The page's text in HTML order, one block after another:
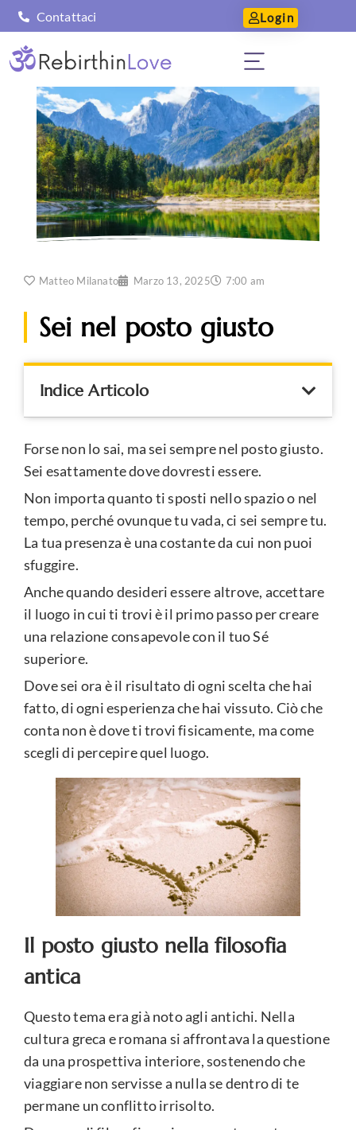
Contattaci Login
Matteo Milanato Marzo 13, 2025 7:00 am
Sei nel posto giusto
Indice Articolo
Forse non lo sai, ma sei sempre nel posto giusto.
Sei esattamente dove dovresti essere.
Non importa quanto ti sposti nello spazio o nel
tempo, perché ovunque tu vada, ci sei sempre tu.
La tua presenza è una costante da cui non puoi
sfuggire.
Anche quando desideri essere altrove, accettare
il luogo in cui ti trovi è il primo passo per creare
una relazione consapevole con il tuo Sé
superiore.
Dove sei ora è il risultato di ogni scelta che hai
fatto, di ogni esperienza che hai vissuto. Ciò che
conta non è dove ti trovi fisicamente, ma come
scegli di percepire quel luogo.
Il posto giusto nella filosofia
antica
Questo tema era già noto agli antichi. Nella
cultura greca e romana si affrontava la questione
da una prospettiva interiore, sostenendo che
viaggiare non servisse a nulla se dentro di te
permane un conflitto irrisolto.